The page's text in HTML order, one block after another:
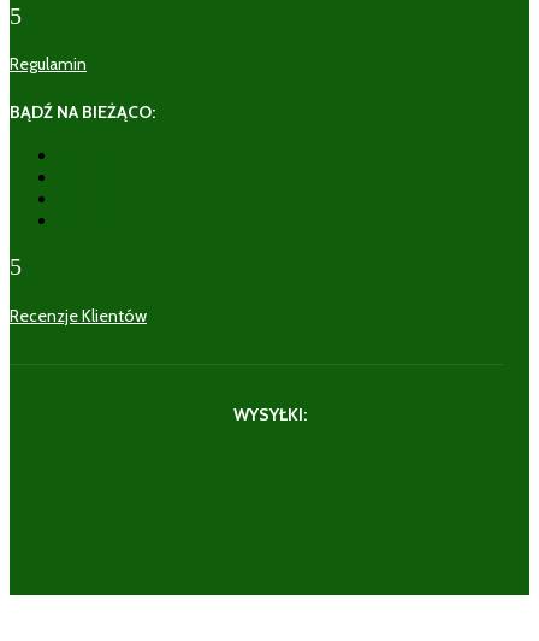
5
Regulamin
BĄDŹ NA BIEŻĄCO:
5
Recenzje Klientów
WYSYŁKI: